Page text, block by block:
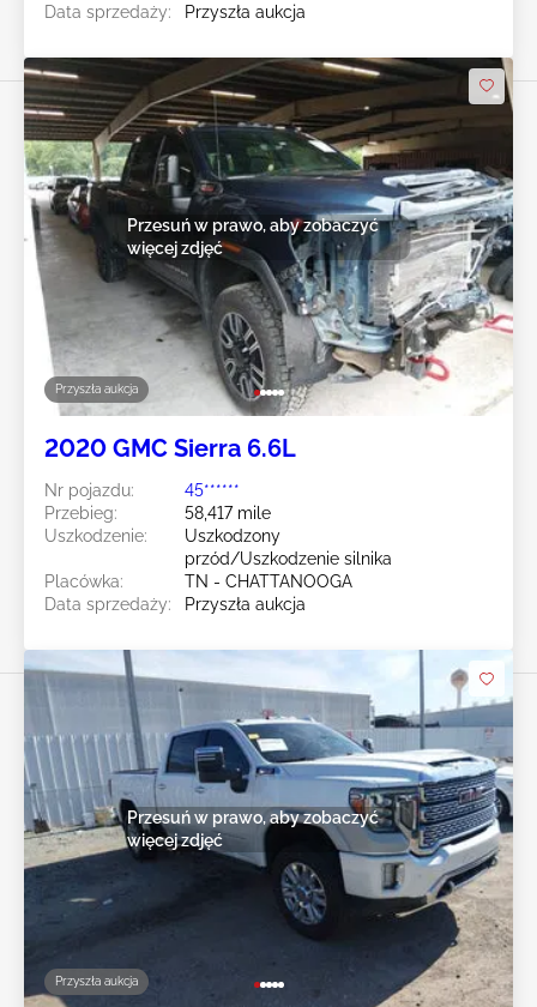
Data sprzedaży:
Przyszła aukcja
Przyszła aukcja
Przesuń w prawo, aby zobaczyć
więcej zdjęć
2020 GMC Sierra 6.6L
Nr pojazdu:
45******
Przebieg:
58,417 mile
Uszkodzenie:
Uszkodzony
przód/Uszkodzenie silnika
Placówka:
TN - CHATTANOOGA
Data sprzedaży:
Przyszła aukcja
Przyszła aukcja
Przesuń w prawo, aby zobaczyć
więcej zdjęć